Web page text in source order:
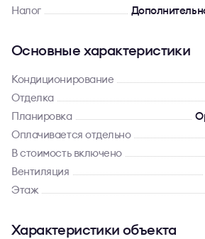
Налог
Основные характеристики
Кондиционирование
Отделка
Планировка
Оплачивается отдельно
В стоимость включено
Вентиляция
Этаж
Характеристики объекта